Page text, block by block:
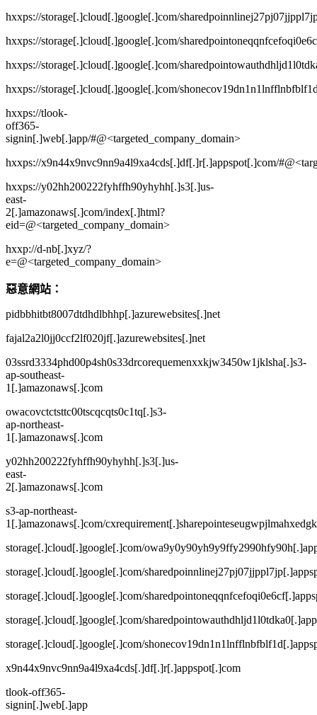
hxxps://storage[.]cloud[.]google[.]com/
hxxps://storage[.]cloud[.]google[.]com/
hxxps://storage[.]cloud[.]google[.]com/
hxxps://storage[.]cloud[.]google[.]com/
hxxps://tlook-
off365-
signin[.]web[.]app/#@<targeted_company_domain>
hxxps://x9n44x9nvc9nn9a4l9xa4cds[.]df[.]r[.]appspot[.]com/
hxxps://y02hh200222fyhffh90yhyhh[.]s3[.]us-
east-
2[.]amazonaws[.]com/index[.]html?
eid=@<targeted_company_domain>
hxxp://d-nb[.]xyz/?
e=@<targeted_company_domain>
惡意網站：
pidbbhitbt8007dtdhdlbhhp[.]azurewebsites[.]net
fajal2a2l0jj0ccf2lf020jf[.]azurewebsites[.]net
03ssrd3334phd00p4sh0s33drcorequemenxxkjw3450w1jklsha[.]s3-
ap-southeast-
1[.]amazonaws[.]com
owacovctctsttc00tscqcqts0c1tq[.]s3-
ap-northeast-
1[.]amazonaws[.]com
y02hh200222fyhffh90yhyhh[.]s3[.]us-
east-
2[.]amazonaws[.]com
s3-ap-northeast-
1[.]amazonaws[.]com/
storage[.]cloud[.]google[.]com/
storage[.]cloud[.]google[.]com/
storage[.]cloud[.]google[.]com/
storage[.]cloud[.]google[.]com/
storage[.]cloud[.]google[.]com/
x9n44x9nvc9nn9a4l9xa4cds[.]df[.]r[.]appspot[.]com
tlook-off365-
signin[.]web[.]app